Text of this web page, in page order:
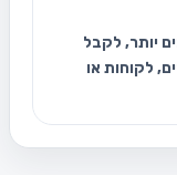
יותר, לקבל
לקוחות או